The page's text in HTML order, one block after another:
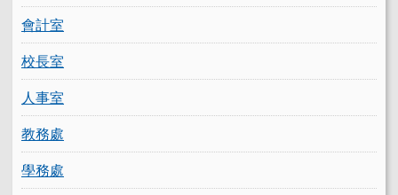
會計室
校長室
人事室
教務處
學務處